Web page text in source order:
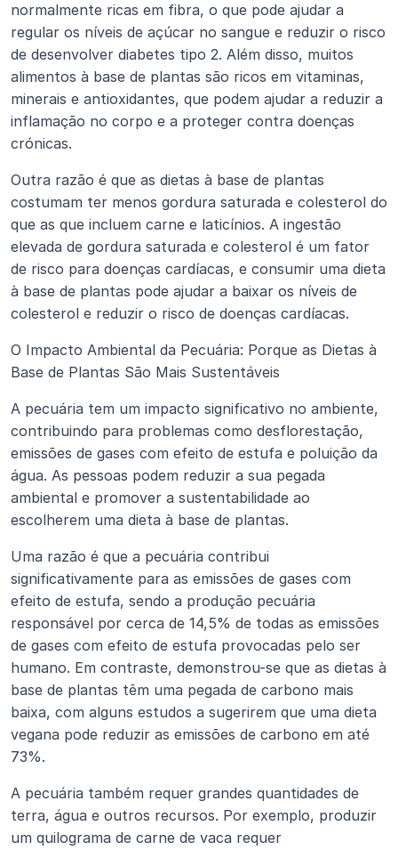
normalmente ricas em fibra, o que pode ajudar a
regular os níveis de açúcar no sangue e reduzir o risco
de desenvolver diabetes tipo 2. Além disso, muitos
alimentos à base de plantas são ricos em vitaminas,
minerais e antioxidantes, que podem ajudar a reduzir a
inflamação no corpo e a proteger contra doenças
crónicas.
Outra razão é que as dietas à base de plantas
costumam ter menos gordura saturada e colesterol do
que as que incluem carne e laticínios. A ingestão
elevada de gordura saturada e colesterol é um fator
de risco para doenças cardíacas, e consumir uma dieta
à base de plantas pode ajudar a baixar os níveis de
colesterol e reduzir o risco de doenças cardíacas.
O Impacto Ambiental da Pecuária: Porque as Dietas à
Base de Plantas São Mais Sustentáveis
A pecuária tem um impacto significativo no ambiente,
contribuindo para problemas como desflorestação,
emissões de gases com efeito de estufa e poluição da
água. As pessoas podem reduzir a sua pegada
ambiental e promover a sustentabilidade ao
escolherem uma dieta à base de plantas.
Uma razão é que a pecuária contribui
significativamente para as emissões de gases com
efeito de estufa, sendo a produção pecuária
responsável por cerca de 14,5% de todas as emissões
de gases com efeito de estufa provocadas pelo ser
humano. Em contraste, demonstrou-se que as dietas à
base de plantas têm uma pegada de carbono mais
baixa, com alguns estudos a sugerirem que uma dieta
vegana pode reduzir as emissões de carbono em até
73%.
A pecuária também requer grandes quantidades de
terra, água e outros recursos. Por exemplo, produzir
um quilograma de carne de vaca requer